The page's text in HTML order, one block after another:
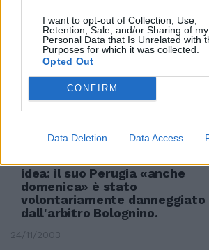
I want to opt-out of Collection, Use,
Retention, Sale, and/or Sharing of my
Personal Data that Is Unrelated with
Purposes for which it was collected.
Opted Out
CONFIRM
Data Deletion Data Access
BOSSI torna sulla sua idea di
cercare una soluzione al
«problema quote latte»,
chiedendo al commissario ...
03/01/2004
idea: il suo Perugia «anche
domenica» è stato
volontariamente danneggiato
dall'arbitro Bolognino.
24/11/2003